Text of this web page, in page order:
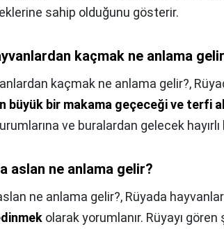
sahip olduğunu gösterir.
kaçmak ne anlama
kaçmak ne anlama gelir?,
büyük bir makama geçeceği ve terfi
ve buralardan gelecek
aslan ne anlama gelir?
ne anlama gelir?, Rüyada
olarak yorumlanır. Rüyayı gören